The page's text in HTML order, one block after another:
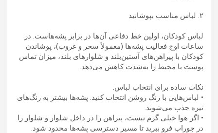
۲. لباس مناسب بپوشانید
لباس کودکان، اولین خط دفاعی آن‌ها در برابر پشه‌هاست. در
ساعات اوج فعالیت پشه‌ها (معمولاً سحر و غروب)، پوشاندن
کودکان با پیراهن‌های آستین‌بلند و شلوارهای بلند، میزان تماس
پوست با محیط را به‌شدت کاهش می‌دهد.
نکات ساده برای انتخاب لباس:
• لباس‌هایی با رنگ روشن انتخاب کنید. پشه‌ها بیشتر به رنگ‌های
تیره جذب می‌شوند.
• اگر هوا خیلی گرم نیست، پیراهن را در داخل شلوار و شلوار را
در جوراب فرو ببرید تا مسیر دسترسی پشه‌ها محدود شود.